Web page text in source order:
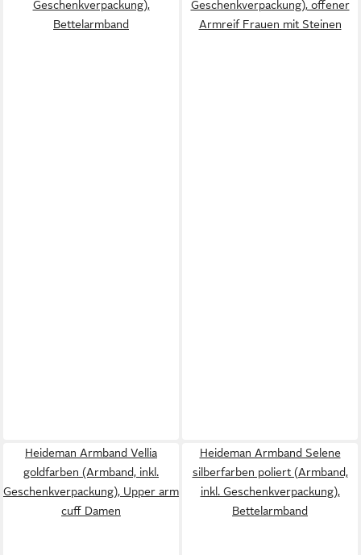
Geschenkverpackung),
Bettelarmband
Geschenkverpackung), offener
Armreif Frauen mit Steinen
Heideman Armband Vellia
goldfarben (Armband, inkl.
Geschenkverpackung), Upper arm
cuff Damen
Heideman Armband Selene
silberfarben poliert (Armband,
inkl. Geschenkverpackung),
Bettelarmband